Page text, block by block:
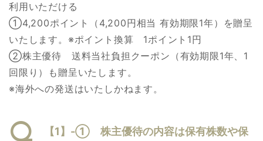
利用いただける
①4,200ポイント（4,200円相当 有効期限1年）を贈呈
いたします。※ポイント換算 1ポイント1円
②株主優待 送料当社負担クーポン（有効期限1年、1
回限り）も贈呈いたします。
※海外への発送はいたしかねます。
【1】-① 株主優待の内容は保有株数や保